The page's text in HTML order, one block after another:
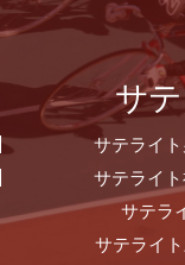
サ
サテライ
サテライ
サテラ
サテライ